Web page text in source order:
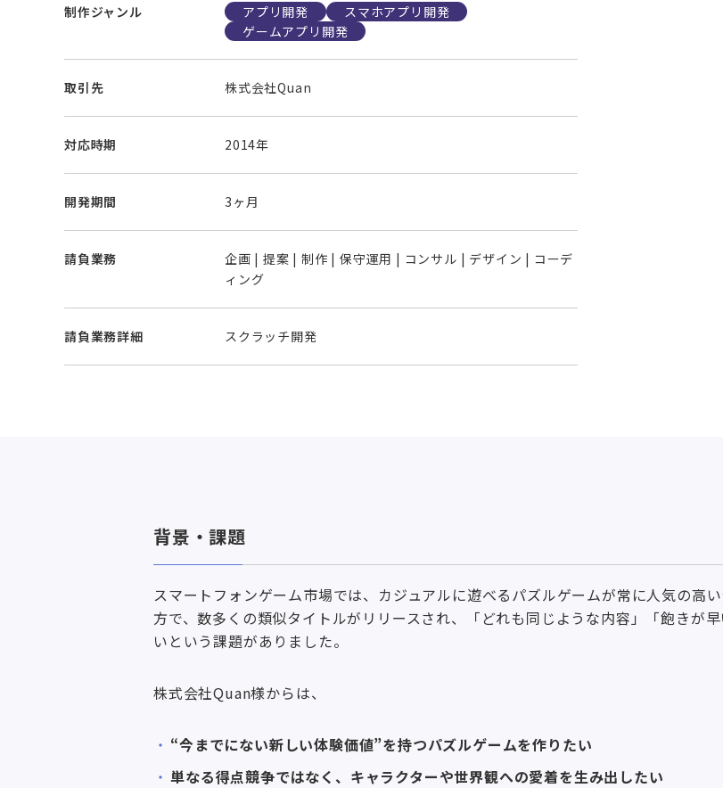
制作ジャンル アプリ開発
スマホアプリ開発
ゲームアプリ開発
取引先 株式会社Quan
対応時期 2014年
開発期間 3ヶ月
請負業務
企画 | 提案 | 制作 | 保守運用 | コンサル | デザイン | コーデ
ィング
請負業務詳細 スクラッチ開発
背景・課題
スマートフォンゲーム市場では、カジュアルに遊べるパズルゲームが常に人気の高
方で、数多くの類似タイトルがリリースされ、「どれも同じような内容」「飽きが
いという課題がありました。
株式会社Quan様からは、
“今までにない新しい体験価値”を持つパズルゲームを作りたい
単なる得点競争ではなく、キャラクターや世界観への愛着を生み出したい